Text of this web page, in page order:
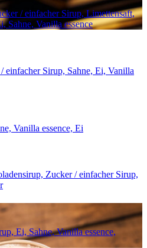
/ einfacher Sirup, Limettensaft,
Sahne, Vanilla essence
einfacher Sirup, Sahne, Ei, Vanilla
Vanilla essence, Ei
Zucker / einfacher Sirup,
Ei, Sahne, Vanilla essence,